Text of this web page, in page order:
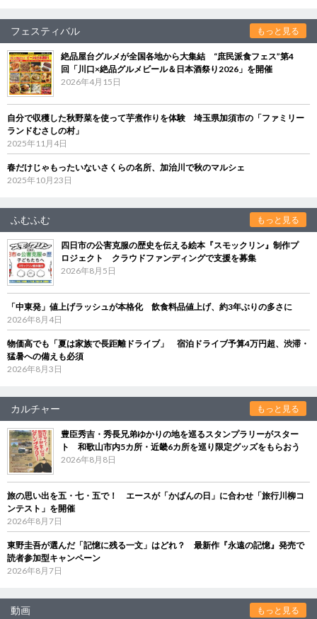
フェスティバル もっと見る
絶品屋台グルメが全国各地から大集結 “庶民派食フェス”第4
回「川口×絶品グルメビール＆日本酒祭り2026」を開催
2026年4月15日
自分で収穫した秋野菜を使って芋煮作りを体験 埼玉県加須市の「ファミリー
ランドむさしの村」
2025年11月4日
春だけじゃもったいないさくらの名所、加治川で秋のマルシェ
2025年10月23日
ふむふむ もっと見る
四日市の公害克服の歴史を伝える絵本『スモックリン』制作プ
ロジェクト クラウドファンディングで支援を募集
2026年8月5日
「中東発」値上げラッシュが本格化 飲食料品値上げ、約3年ぶりの多さに
2026年8月4日
物価高でも「夏は家族で長距離ドライブ」 宿泊ドライブ予算4万円超、渋滞・
猛暑への備えも必須
2026年8月3日
カルチャー もっと見る
豊臣秀吉・秀長兄弟ゆかりの地を巡るスタンプラリーがスター
ト 和歌山市内5カ所・近畿6カ所を巡り限定グッズをもらおう
2026年8月8日
旅の思い出を五・七・五で！ エースが「かばんの日」に合わせ「旅行川柳コ
ンテスト」を開催
2026年8月7日
東野圭吾が選んだ「記憶に残る一文」はどれ？ 最新作『永遠の記憶』発売で
読者参加型キャンペーン
2026年8月7日
動画 もっと見る